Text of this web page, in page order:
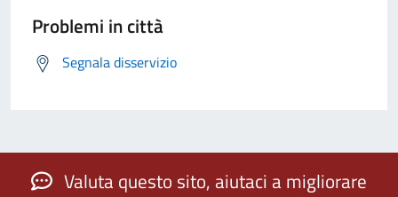
Problemi in città
Segnala disservizio
Valuta questo sito, aiutaci a migliorare